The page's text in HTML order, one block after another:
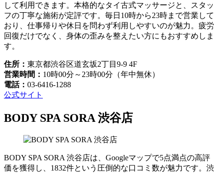
して利用できます。本格的なタイ古式マッサージと、スタッ
フの丁寧な施術が定評です。毎日10時から23時まで営業して
おり、仕事帰りや休日を問わず利用しやすいのが魅力。疲労
回復だけでなく、身体の歪みを整えたい方にもおすすめしま
す。
住所： 東京都渋谷区道玄坂2丁目9-9 4F
営業時間： 10時00分～23時00分（年中無休）
電話： 03-6416-1288
公式サイト
BODY SPA SORA 渋谷店
BODY SPA SORA 渋谷店は、Googleマップで5点満点の高評
価を獲得し、1832件という圧倒的な口コミ数が魅力です。渋